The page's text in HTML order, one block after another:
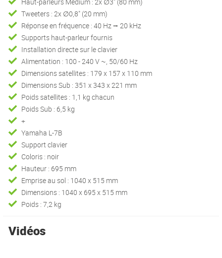
Tweeters : 2x ∅0,8" (20 mm)
Réponse en fréquence : 40 Hz ⭢ 20 kHz
Supports haut-parleur fournis
Installation directe sur le clavier
Alimentation : 100 - 240 V ~, 50/60 Hz
Dimensions satellites : 179 x 157 x 110 mm
Dimensions Sub : 351 x 343 x 221 mm
Poids satellites : 1,1 kg chacun
Poids Sub : 6,5 kg
+
Yamaha L-7B
Support clavier
Coloris : noir
Hauteur : 695 mm
Emprise au sol : 1040 x 515 mm
Dimensions : 1040 x 695 x 515 mm
Poids : 7,2 kg
Vidéos